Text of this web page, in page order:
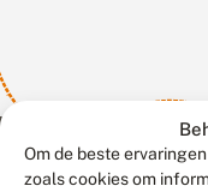
Om de beste
zoals cookies om